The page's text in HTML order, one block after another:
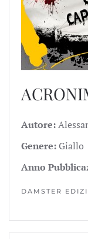
Autore:
Genere: Giallo
Anno
DAMSTER